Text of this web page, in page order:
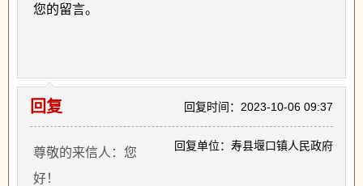
您的留言。
回复时间：2023-10-06 09:37
回复单位：寿县堰口镇人民政府
回复
尊敬的来信人：您
好！